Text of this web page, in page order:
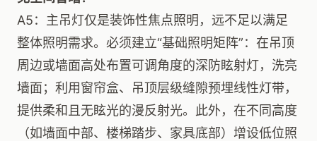
A5：主吊灯仅是装饰性焦点照明，远不足以满足
整体照明需求。必须建立“基础照明矩阵”：在吊顶
周边或墙面高处布置可调角度的深防眩射灯，洗亮
墙面；利用窗帘盒、吊顶层级缝隙预埋线性灯带，
提供柔和且无眩光的漫反射光。此外，在不同高度
（如墙面中部、楼梯踏步、家具底部）增设低位照